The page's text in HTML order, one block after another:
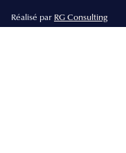
Réalisé par RG Consulting